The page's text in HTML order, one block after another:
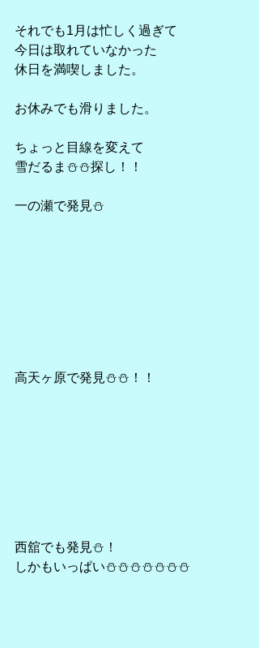
それでも1月は忙しく過ぎて
今日は取れていなかった
休日を満喫しました。
お休みでも滑りました。
ちょっと目線を変えて
雪だるま⛄⛄探し！！
一の瀬で発見⛄
高天ヶ原で発見⛄⛄！！
西舘でも発見⛄！
しかもいっぱい⛄⛄⛄⛄⛄⛄⛄